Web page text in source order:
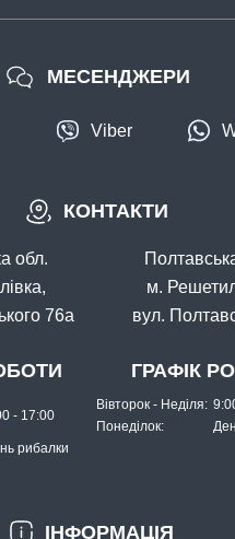
ІНФОРМАЦІЯ
КОНТАКТИ
обл.
76а
- 17:00
рибалки
м.
вул.
ГРАФІК
Вівторок - Неділя:
Понеділок:
МЕСЕНДЖЕРИ
Viber